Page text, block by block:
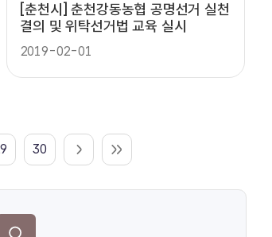
[춘천시] 춘천강동농협 공명선거 실천
결의 및 위탁선거법 교육 실시
2019-02-01
30